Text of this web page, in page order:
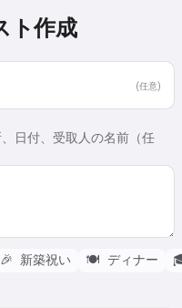
ト作成
(任意)
日付、受取人の名前（任
🎉 新築祝い 🍽️ ディナー